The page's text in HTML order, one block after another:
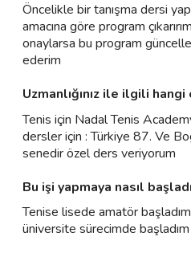
Öncelikle bir tanışma dersi
amacına göre program
onaylarsa bu program
ederim
Uzmanlığınız ile ilgili
Tenis için Nadal Tenis
dersler için : Türkiye 87. Ve
senedir özel ders veriyorum
Bu işi yapmaya nasıl
Tenise lisede amatör
üniversite sürecimde başladım